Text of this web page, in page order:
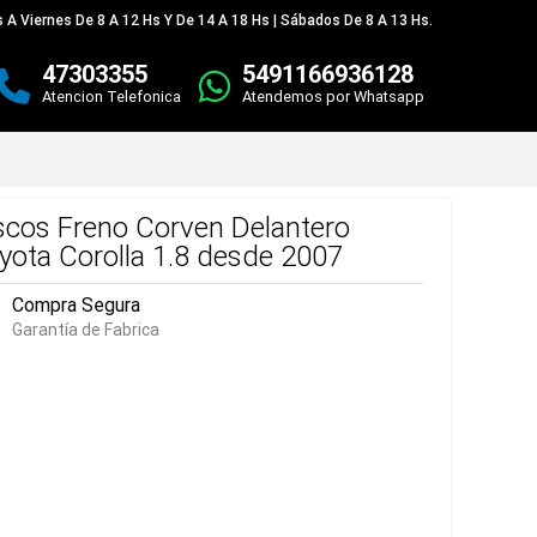
Viernes De 8 A 12 Hs Y De 14 A 18 Hs | Sábados De 8 A 13 Hs.
47303355
Atencion Telefonica
5491166936128
Atendemos por Whatsapp
Freno Corven Delantero
Corolla 1.8 desde 2007
Compra Segura
Garantía de Fabrica